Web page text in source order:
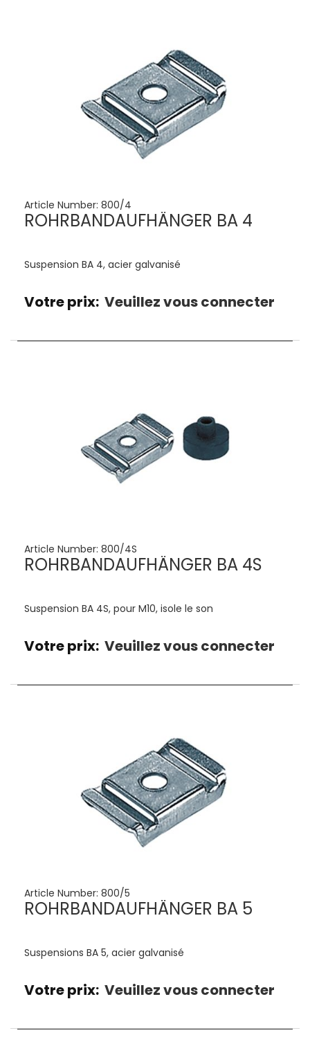
Article Number: 800/4
ROHRBANDAUFHÄNGER BA 4
Suspension BA 4, acier galvanisé
Votre prix: Veuillez vous connecter
Article Number: 800/4S
ROHRBANDAUFHÄNGER BA 4S
Suspension BA 4S, pour M10, isole le son
Votre prix: Veuillez vous connecter
Article Number: 800/5
ROHRBANDAUFHÄNGER BA 5
Suspensions BA 5, acier galvanisé
Votre prix: Veuillez vous connecter